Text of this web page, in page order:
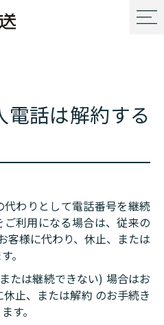
電話は解約する
わりとして電話番号を継続
利用になる場合は、従来の
客様に代わり、休止、または
。
たは継続できない) 場合はお
止、または解約 のお手続き
す。